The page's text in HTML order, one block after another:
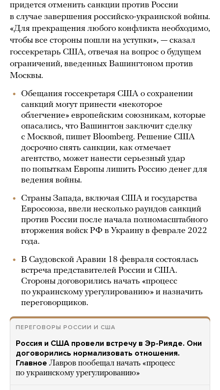
придется отменить санкции против России
в случае завершения российско-украинской войны.
«Для прекращения любого конфликта необходимо,
чтобы все стороны пошли на уступки», — сказал
госсекретарь США, отвечая на вопрос о будущем
ограничений, введенных Вашингтоном против
Москвы.
Обещания госсекретаря США о сохранении
санкций могут принести «некоторое
облегчение» европейским союзникам, которые
опасались, что Вашингтон заключит сделку
с Москвой, пишет Bloomberg. Решение США
досрочно снять санкции, как отмечает
агентство, может нанести серьезный удар
по попыткам Европы лишить Россию денег для
ведения войны.
Страны Запада, включая США и государства
Евросоюза, ввели несколько раундов санкций
против России после начала полномасштабного
вторжения войск РФ в Украину в феврале 2022
года.
В Саудовской Аравии 18 февраля состоялась
встреча представителей России и США.
Стороны договорились начать «процесс
по украинскому урегулированию» и назначить
переговорщиков.
ПЕРЕГОВОРЫ РОССИИ И США
Россия и США провели встречу в Эр-Рияде. Они
договорились нормализовать отношения.
Главное Лавров пообещал начать «процесс
по украинскому урегулированию»